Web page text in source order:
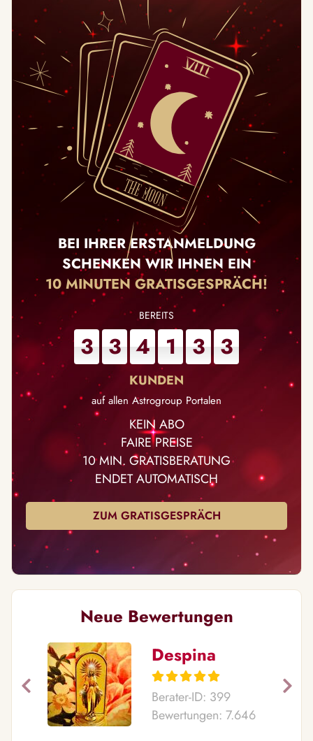
BEI IHRER ERSTANMELDUNG
SCHENKEN WIR IHNEN EIN
10 MINUTEN GRATISGESPRÄCH!
3 3 4 1 3 3
auf allen Astrogroup Portalen
KEIN ABO
FAIRE PREISE
10 MIN. GRATISBERATUNG
ENDET AUTOMATISCH
ZUM GRATISGESPRÄCH
Neue Bewertungen
Despina
Berater-ID: 399
Bewertungen: 7.646